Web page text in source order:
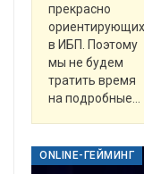
прекрасно
в ИБП. Поэтому
мы не будем
тратить время
на подробные
ONLINE-ГЕЙМИНГ